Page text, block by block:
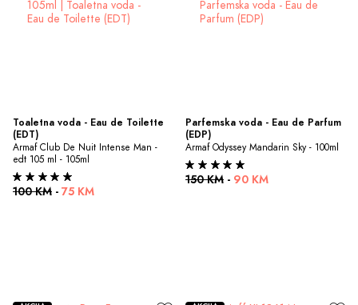
Toaletna voda - Eau de Toilette
(EDT)
Armaf Club De Nuit Intense Man -
edt 105 ml - 105ml
100 KM - 75 KM
Parfemska voda - Eau de Parfum
(EDP)
Armaf Odyssey Mandarin Sky - 100ml
150 KM - 90 KM